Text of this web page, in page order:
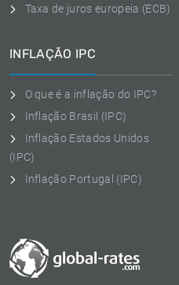
Taxa de juros europeia (ECB)
INFLAÇÃO IPC
O que é a inflação do IPC?
Inflação Brasil (IPC)
Inflação Estados Unidos
(IPC)
Inflação Portugal (IPC)